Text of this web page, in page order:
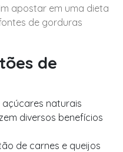
apostar em uma dieta
de gorduras
de
açúcares naturais
diversos benefícios
de carnes e queijos